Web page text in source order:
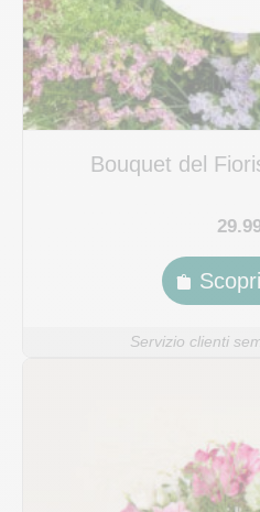
Bouquet del
Servizio clienti